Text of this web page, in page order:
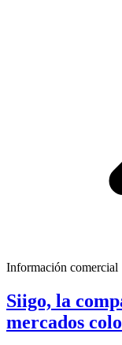
Información comercial
Siigo, la
mercados